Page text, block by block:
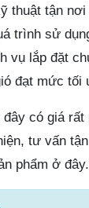
thuật tận
trình sử
vụ lắp đặt
đạt mức tối
có giá rất
tư vấn
phẩm ở đây.